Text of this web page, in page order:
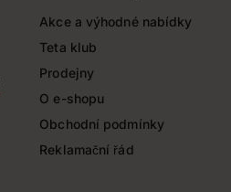
Akce a výhodné nabídky
Teta klub
Prodejny
O e-shopu
Obchodní podmínky
Reklamační řád